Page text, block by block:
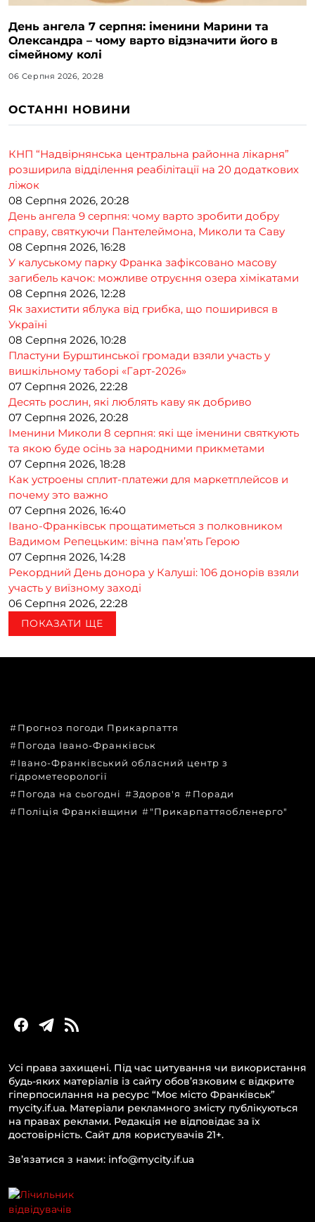
День ангела 7 серпня: іменини Марини та
Олександра – чому варто відзначити його в
сімейному колі
06 Серпня 2026, 20:28
ОСТАННІ НОВИНИ
КНП “Надвірнянська центральна районна лікарня”
розширила відділення реабілітації на 20 додаткових
ліжок
08 Серпня 2026, 20:28
День ангела 9 серпня: чому варто зробити добру
справу, святкуючи Пантелеймона, Миколи та Саву
08 Серпня 2026, 16:28
У калуському парку Франка зафіксовано масову
загибель качок: можливе отруєння озера хімікатами
08 Серпня 2026, 12:28
Як захистити яблука від грибка, що поширився в
Україні
08 Серпня 2026, 10:28
Пластуни Бурштинської громади взяли участь у
вишкільному таборі «Гарт-2026»
07 Серпня 2026, 22:28
Десять рослин, які люблять каву як добриво
07 Серпня 2026, 20:28
Іменини Миколи 8 серпня: які ще іменини святкують
та якою буде осінь за народними прикметами
07 Серпня 2026, 18:28
Как устроены сплит-платежи для маркетплейсов и
почему это важно
07 Серпня 2026, 16:40
Івано-Франківськ прощатиметься з полковником
Вадимом Репецьким: вічна пам’ять Герою
07 Серпня 2026, 14:28
Рекордний День донора у Калуші: 106 донорів взяли
участь у виїзному заході
06 Серпня 2026, 22:28
ПОКАЗАТИ ЩЕ
Прогноз погоди Прикарпаття
Погода Івано-Франківськ
Івано-Франківський обласний центр з
гідрометеорології
Погода на сьогодні
Здоров'я
Поради
Поліція Франківщини
"Прикарпаттяобленерго"
Усі права захищені. Під час цитування чи використання
будь-яких матеріалів із сайту обов’язковим є відкрите
гіперпосилання на ресурс “Моє місто Франківськ”
mycity.if.ua. Матеріали рекламного змісту публікуються
на правах реклами. Редакція не відповідає за їх
достовірність. Сайт для користувачів 21+.
Зв’язатися з нами: info@mycity.if.ua